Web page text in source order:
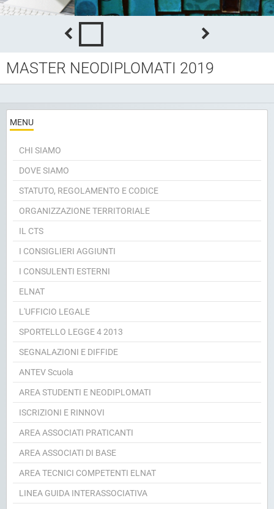
MASTER NEODIPLOMATI 2019
MENU
CHI SIAMO
DOVE SIAMO
STATUTO, REGOLAMENTO E CODICE
ORGANIZZAZIONE TERRITORIALE
IL CTS
I CONSIGLIERI AGGIUNTI
I CONSULENTI ESTERNI
ELNAT
L'UFFICIO LEGALE
SPORTELLO LEGGE 4 2013
SEGNALAZIONI E DIFFIDE
ANTEV Scuola
AREA STUDENTI E NEODIPLOMATI
ISCRIZIONI E RINNOVI
AREA ASSOCIATI PRATICANTI
AREA ASSOCIATI DI BASE
AREA TECNICI COMPETENTI ELNAT
LINEA GUIDA INTERASSOCIATIVA